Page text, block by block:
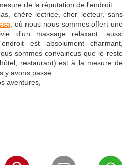
de la réputation de l'endroit.
chère lectrice, cher lecteur, sans
, où nous nous sommes offert une
d'un massage relaxant, aussi
est absolument charmant,
sommes convaincus que le reste
restaurant) est à la mesure de
y avons passé.
aventures,